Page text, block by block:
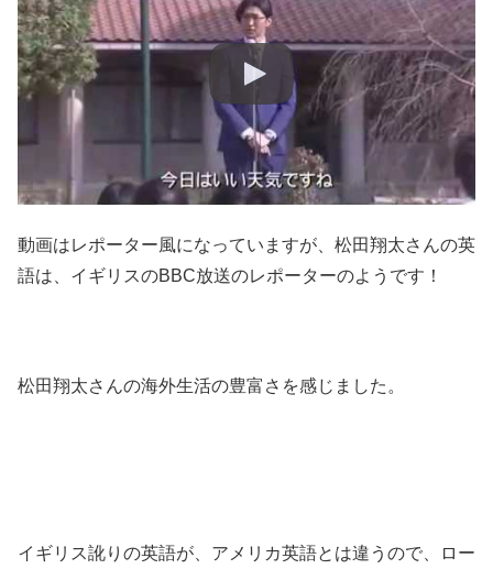
動画はレポーター風になっていますが、松田翔太さんの英
語は、イギリスのBBC放送のレポーターのようです！
松田翔太さんの海外生活の豊富さを感じました。
イギリス訛りの英語が、アメリカ英語とは違うので、ロー